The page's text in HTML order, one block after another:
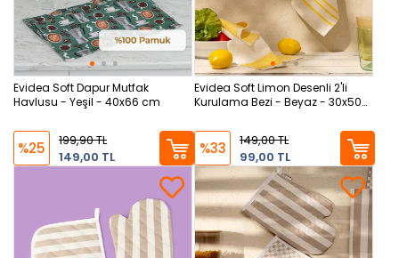
Evidea Soft Dapur Mutfak
Havlusu - Yeşil - 40x66 cm
%25
199,90 TL
149,00 TL
Evidea Soft Limon Desenli 2'li
Kurulama Bezi - Beyaz - 30x50
%33
149,00 TL
99,00 TL